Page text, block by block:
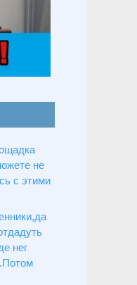
не
с этими
нег